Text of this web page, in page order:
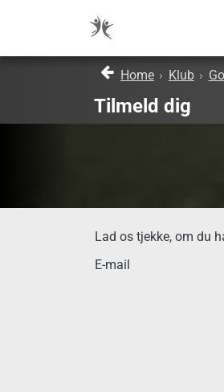
Home › Klub ›
Tilmeld dig
Lad os tjekke, om du
E-mail